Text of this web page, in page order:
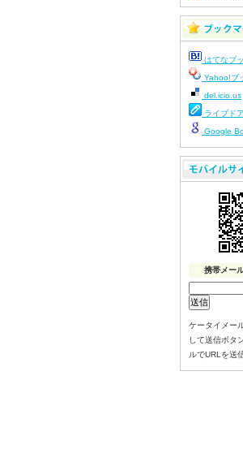
はてなブ
Yahoo!ブ
del.icio.us
ライブド
Google
携帯メー
ケータイメー
して送信ボタ
ルでURLを送